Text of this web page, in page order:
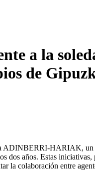
a la
de
ADINBERRI-HARIAK, un
dos años. Estas
la colaboración entre